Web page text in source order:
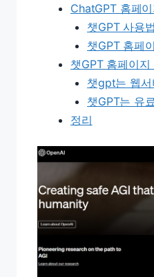
ChatGPT 홈페
챗GPT 사용
챗GPT 홈페
챗GPT 홈페이
챗gpt는 웹
챗GPT는 유
정리